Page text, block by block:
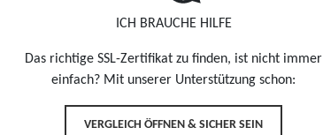
ICH BRAUCHE HILFE
Das richtige SSL-Zertifikat zu finden, ist nicht immer
einfach? Mit unserer Unterstützung schon:
VERGLEICH ÖFFNEN & SICHER SEIN